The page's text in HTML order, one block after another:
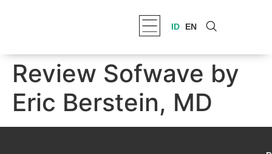
ID EN
Review Sofwave by
Eric Berstein, MD